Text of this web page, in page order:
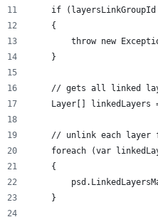
if
    {
throw new
    }
// gets all linked
Layer[] linkedLayers
// unlink each layer
foreach (var
    {
    }